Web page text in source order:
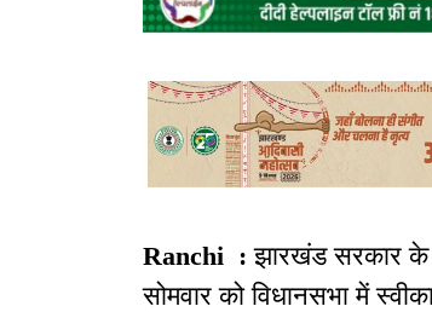
Ranchi :झारखंड सरकार के
सोमवार को विधानसभा में